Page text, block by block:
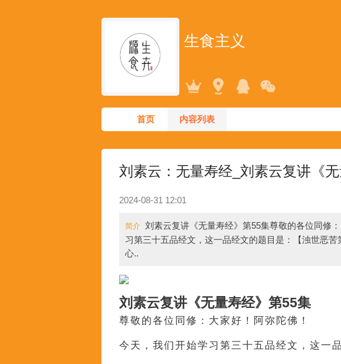
生食主义
首页 内容列表
刘素云：无量寿经_刘素云复讲《无
2024-08-31 12:01
简介 刘素云复讲《无量寿经》第55集尊敬的各位同修
习第三十五品经文，这一品经文的题目是：【浊世恶
心..
刘素云复讲《无量寿经》第55集
尊敬的各位同修：大家好！阿弥陀佛！
今天，我们开始学习第三十五品经文，这一